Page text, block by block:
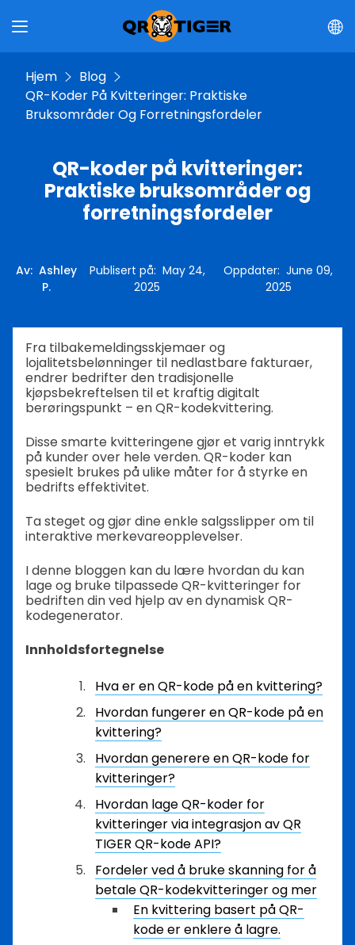
Hjem
Blog
QR-Koder På Kvitteringer: Praktiske
Bruksområder Og Forretningsfordeler
QR-koder på kvitteringer:
Praktiske bruksområder og
forretningsfordeler
Av:Ashley
P.
Publisert på: May 24,
2025
Oppdater:June 09,
2025
Fra tilbakemeldingsskjemaer og
lojalitetsbelønninger til nedlastbare fakturaer,
endrer bedrifter den tradisjonelle
kjøpsbekreftelsen til et kraftig digitalt
berøringspunkt – en QR-kodekvittering.
Disse smarte kvitteringene gjør et varig inntrykk
på kunder over hele verden. QR-koder kan
spesielt brukes på ulike måter for å styrke en
bedrifts effektivitet.
Ta steget og gjør dine enkle salgsslipper om til
interaktive merkevareopplevelser.
I denne bloggen kan du lære hvordan du kan
lage og bruke tilpassede QR-kvitteringer for
bedriften din ved hjelp av en dynamisk QR-
kodegenerator.
Innholdsfortegnelse
Hva er en QR-kode på en kvittering?
Hvordan fungerer en QR-kode på en
kvittering?
Hvordan generere en QR-kode for
kvitteringer?
Hvordan lage QR-koder for
kvitteringer via integrasjon av QR
TIGER QR-kode API?
Fordeler ved å bruke skanning for å
betale QR-kodekvitteringer og mer
En kvittering basert på QR-
kode er enklere å lagre.